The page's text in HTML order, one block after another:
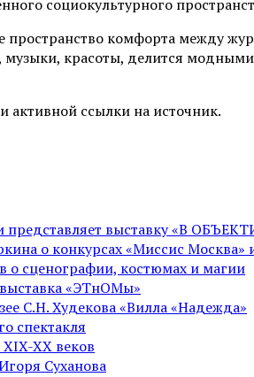
социокультурного
комфорта между
красоты, делится
активной ссылки на источник.
представляет выставку «В
о конкурсах «Миссис Москва»
о сценографии, костюмах и магии
выставка «ЭТнОМы»
С.Н. Худекова «Вилла «Надежда»
спектакля
XX веков
Суханова